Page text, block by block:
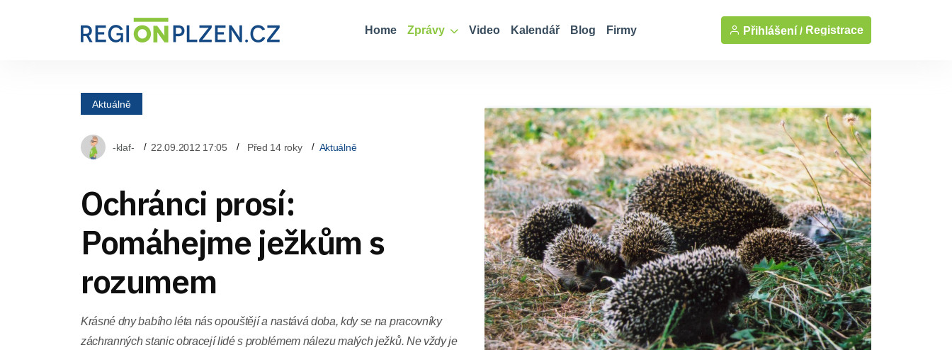
Home Zprávy Video Kalendář Blog Firmy Přihlášení / Registrace
Aktuálně
-klaf- 22.09.2012 17:05 Před 14 roky Aktuálně
Ochránci prosí:
Pomáhejme ježkům s
rozumem
Krásné dny babího léta nás opouštějí a nastává doba, kdy se na pracovníky
záchranných stanic obracejí lidé s problémem nálezu malých ježků. Ne vždy je